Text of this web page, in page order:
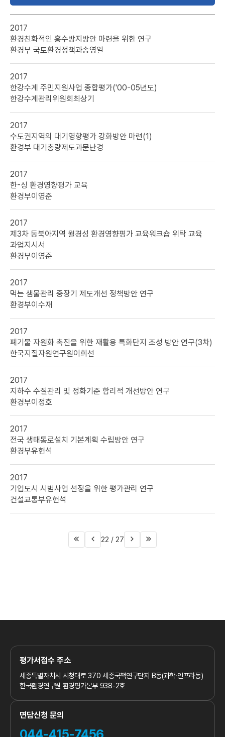
>
연구용역
목록
-
연도,
제목,
발주처,
2017
환경친화적인 홍수방지방안 마련을 위한 연구
환경부 국토환경정책과송영일
2017
한강수계 주민지원사업 종합평가('00-05년도)
한강수계관리위원회 최상기
2017
수도권지역의 대기영향평가 강화방안 마련(1)
환경부 대기총량제도과문난경
2017
한-싱 환경영향평가 교육
환경부이영준
2017
제3차 동북아지역 월경성 환경영향평가 교육워크숍 위탁 교육
과업지시서
환경부이영준
2017
먹는 샘물관리 중장기 제도개선 정책방안 연구
환경부이수재
2017
폐기물 자원화 촉진을 위한 재활용 특화단지 조성 방안 연구(3차)
한국지질자원연구원이희선
2017
지하수 수질관리 및 정화기준 합리적 개선방안 연구
환경부이정호
2017
전국 생태통로설치 기본계획 수립방안 연구
환경부유헌석
2017
기업도시 시범사업 선정을 위한 평가관리 연구
건설교통부유헌석
첫
이전
22 / 27
다음마지막
평가서접수 주소
세종특별자치시 시청대로 370세종국책연구단지 B동(과학·인프라동)
한국환경연구원 환경평가본부 938-2호
면담신청 문의
044-415-7456